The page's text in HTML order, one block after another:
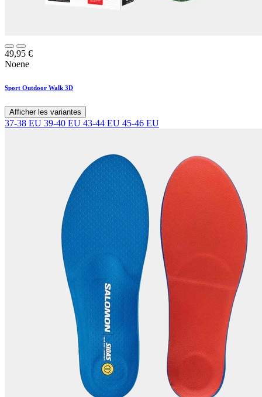
49,95 €
Noene
Sport Outdoor Walk 3D
Afficher les variantes
37-38 EU 39-40 EU 43-44 EU 45-46 EU